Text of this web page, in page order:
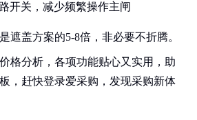
开关，减少频繁操作主闸
遮盖方案的5-8倍，非必要不折腾。
格分析，各项功能贴心又实用，助
，赶快登录爱采购，发现采购新体